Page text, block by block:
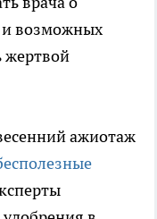
и возможных
жертвой
ажиотаж